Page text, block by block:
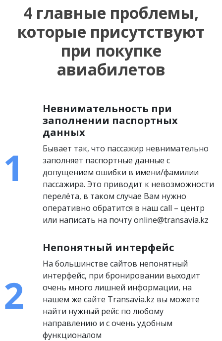
4 главные проблемы,
которые присутствуют
при покупке
авиабилетов
Невнимательность при
заполнении паспортных
данных
Бывает так, что пассажир невнимательно
заполняет паспортные данные с
допущением ошибки в имени/фамилии
пассажира. Это приводит к невозможности
перелёта, в таком случае Вам нужно
оперативно обратится в наш call – центр
или написать на почту online@transavia.kz
Непонятный интерфейс
На большинстве сайтов непонятный
интерфейс, при бронировании выходит
очень много лишней информации, на
нашем же сайте Transavia.kz вы можете
найти нужный рейс по любому
направлению и с очень удобным
функционалом